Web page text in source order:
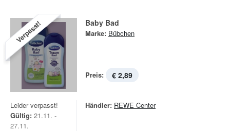
Verpasst! Baby Bad
Marke: Bübchen
Preis: € 2,89
Leider verpasst!
Gültig: 21.11. -
27.11.
Händler: REWE Center